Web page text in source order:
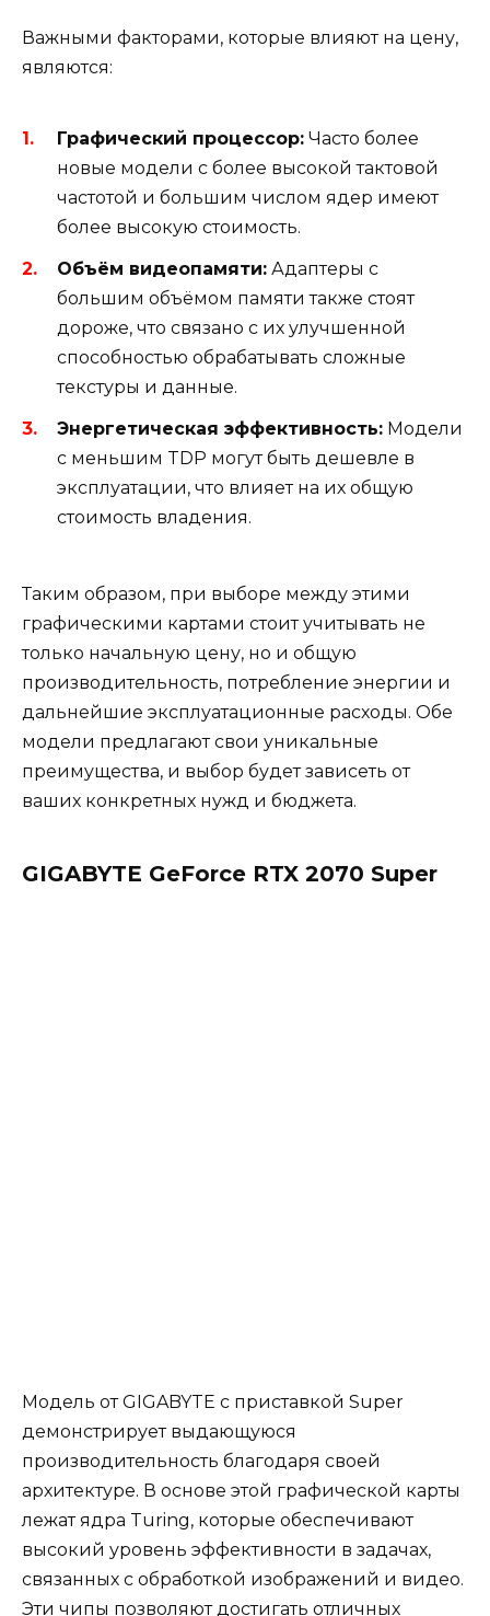
Важными факторами, которые влияют на цену,
являются:
Графический процессор: Часто более
новые модели с более высокой тактовой
частотой и большим числом ядер имеют
более высокую стоимость.
Объём видеопамяти: Адаптеры с
большим объёмом памяти также стоят
дороже, что связано с их улучшенной
способностью обрабатывать сложные
текстуры и данные.
Энергетическая эффективность: Модели
с меньшим TDP могут быть дешевле в
эксплуатации, что влияет на их общую
стоимость владения.
Таким образом, при выборе между этими
графическими картами стоит учитывать не
только начальную цену, но и общую
производительность, потребление энергии и
дальнейшие эксплуатационные расходы. Обе
модели предлагают свои уникальные
преимущества, и выбор будет зависеть от
ваших конкретных нужд и бюджета.
GIGABYTE GeForce RTX 2070 Super
Модель от GIGABYTE с приставкой Super
демонстрирует выдающуюся
производительность благодаря своей
архитектуре. В основе этой графической карты
лежат ядра Turing, которые обеспечивают
высокий уровень эффективности в задачах,
связанных с обработкой изображений и видео.
Эти чипы позволяют достигать отличных